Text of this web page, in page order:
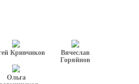
Кривчиков
Вячеслав
Горяйнов
Ольга